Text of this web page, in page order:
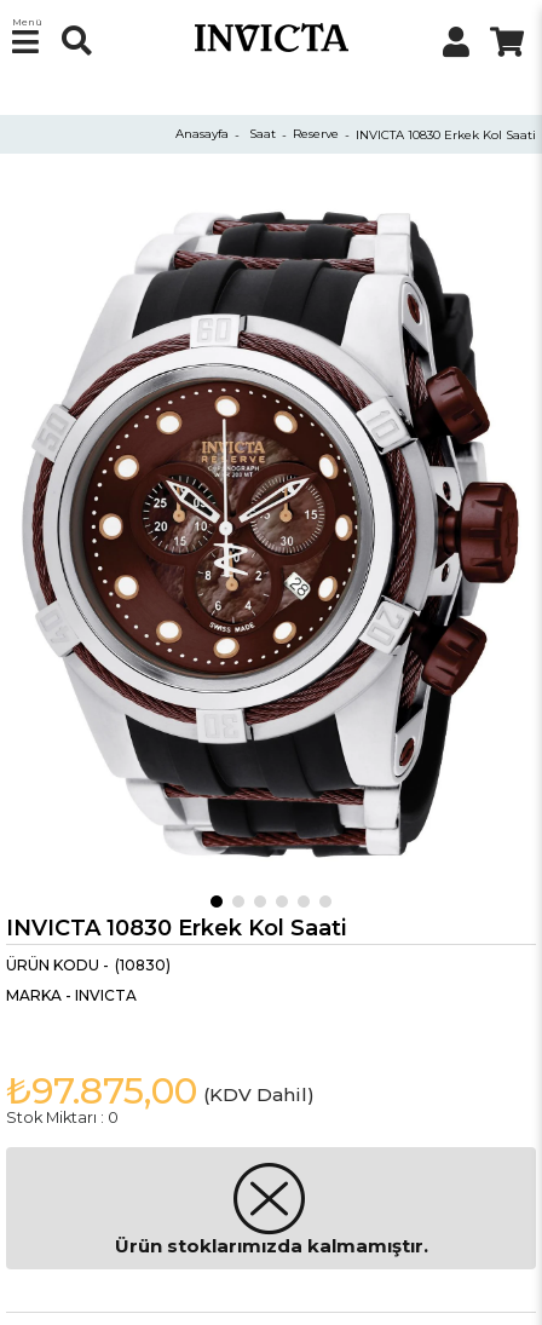
Menü
Anasayfa Saat Reserve INVICTA 10830 Erkek Kol Saati
INVICTA 10830 Erkek Kol Saati
(10830)
MARKA - INVICTA
₺97.875,00 (KDV Dahil)
Stok Miktarı : 0
Ürün stoklarımızda kalmamıştır.